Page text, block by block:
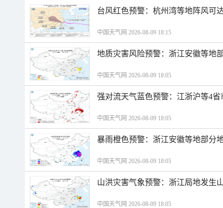
台风红色预警：杭州湾等地阵风可
中国天气网 2026-08-09 18:15
地质灾害风险预警：浙江安徽等地
中国天气网 2026-08-09 18:05
强对流天气蓝色预警：江浙沪等4
中国天气网 2026-08-09 18:05
暴雨橙色预警：浙江安徽等地部分
中国天气网 2026-08-09 18:05
山洪灾害气象预警：浙江局地发生
中国天气网 2026-08-09 18:05